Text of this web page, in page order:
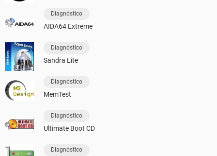
Diagnóstico
AIDA64 Extreme
Diagnóstico
Sandra Lite
Diagnóstico
MemTest
Diagnóstico
Ultimate Boot CD
Diagnóstico